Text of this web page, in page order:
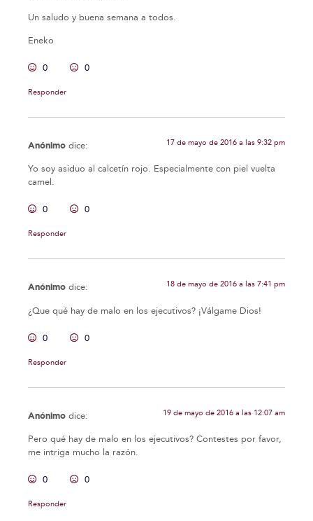
Un saludo y buena semana a todos.
Eneko
0 0
Responder
Anónimo dice: 17 de mayo de 2016 a las 9:32 pm
Yo soy asiduo al calcetín rojo. Especialmente con piel vuelta
camel.
0 0
Responder
Anónimo dice: 18 de mayo de 2016 a las 7:41 pm
¿Que qué hay de malo en los ejecutivos? ¡Válgame Dios!
0 0
Responder
Anónimo dice: 19 de mayo de 2016 a las 12:07 am
Pero qué hay de malo en los ejecutivos? Contestes por favor,
me intriga mucho la razón.
0 0
Responder